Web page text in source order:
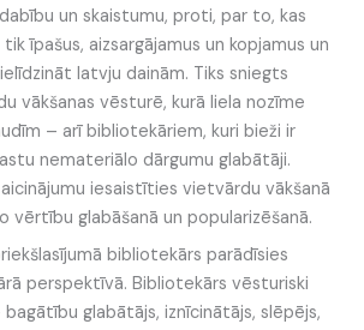
un skaistumu, proti, par to, kas
īpašus, aizsargājamus un kopjamus un
latvju dainām. Tiks sniegts
vākšanas vēsturē, kurā liela nozīme
– arī bibliotekāriem, kuri bieži ir
nemateriālo dārgumu glabātāji.
iesaistīties vietvārdu vākšanā
vērtību glabāšanā un popularizēšanā.
bibliotekārs parādīsies
perspektīvā. Bibliotekārs vēsturiski
glabātājs, iznīcinātājs, slēpējs,